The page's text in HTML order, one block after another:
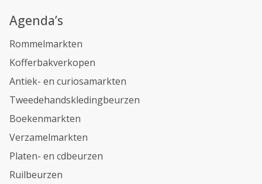
Agenda’s
Rommelmarkten
Kofferbakverkopen
Antiek- en curiosamarkten
Tweedehandskledingbeurzen
Boekenmarkten
Verzamelmarkten
Platen- en cdbeurzen
Ruilbeurzen